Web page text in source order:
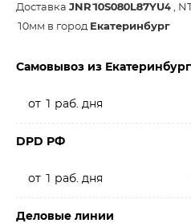
Доставка JNR10S080L87YU4 ,
10мм в город Екатеринбург
Самовывоз из
от 1 раб. дня
DPD РФ
от 1 раб. дня
Деловые линии